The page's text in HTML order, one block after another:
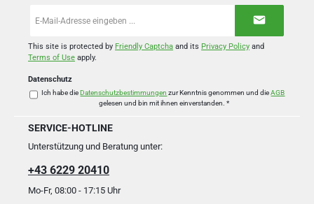
Mail-
*
This site is protected by Friendly Captcha and its Privacy Policy and
Terms of Use apply.
Datenschutz
Ich habe dieDatenschutzbestimmungen zur Kenntnis genommen und dieAGB
gelesen und bin mit ihnen einverstanden. *
SERVICE-HOTLINE
Unterstützung und Beratung unter:
+43 6229 20410
Mo-Fr, 08:00 - 17:15 Uhr